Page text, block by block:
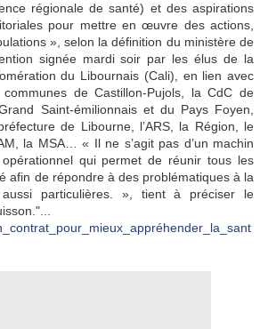
régionale de santé) et des aspirations
pour mettre en œuvre des actions,
», selon la définition du ministère de
signée mardi soir par les élus de la
du Libournais (Cali), en lien avec
de Castillon-Pujols, la CdC de
Saint-émilionnais et du Pays Foyen,
de Libourne, l’ARS, la Région, le
la MSA… « Il ne s’agit pas d’un machin
qui permet de réunir tous les
afin de répondre à des problématiques à la
particulières. », tient à préciser le